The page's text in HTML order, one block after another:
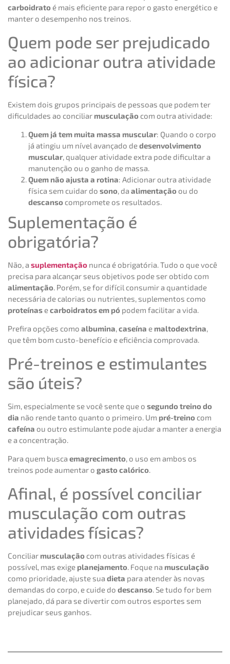
carboidrato é mais eficiente para repor o gasto energético e
manter o desempenho nos treinos.
Quem pode ser prejudicado
ao adicionar outra atividade
física?
Existem dois grupos principais de pessoas que podem ter
dificuldades ao conciliar musculação com outra atividade:
Quem já tem muita massa muscular: Quando o corpo
já atingiu um nível avançado dedesenvolvimento
muscular, qualquer atividade extra pode dificultar a
manutenção ou o ganho de massa.
Quem não ajusta a rotina: Adicionar outra atividade
física sem cuidar do sono, da alimentação ou do
descanso compromete os resultados.
Suplementação é
obrigatória?
Não, a suplementação nunca é obrigatória. Tudo o que você
precisa para alcançar seus objetivos pode ser obtido com
alimentação. Porém, se for difícil consumir a quantidade
necessária de calorias ou nutrientes, suplementos como
proteínas ecarboidratos em pó podem facilitar a vida.
Prefira opções como albumina,caseína e maltodextrina,
que têm bom custo-benefício e eficiência comprovada.
Pré-treinos e estimulantes
são úteis?
Sim, especialmente se você sente que o segundo treino do
dia não rende tanto quanto o primeiro. Um pré-treino com
cafeína ou outro estimulante pode ajudar a manter a energia
e a concentração.
Para quem busca emagrecimento, o uso em ambos os
treinos pode aumentar o gasto calórico.
Afinal, é possível conciliar
musculação com outras
atividades físicas?
Conciliar musculação com outras atividades físicas é
possível, mas exige planejamento. Foque na musculação
como prioridade, ajuste sua dieta para atender às novas
demandas do corpo, e cuide do descanso. Se tudo for bem
planejado, dá para se divertir com outros esportes sem
prejudicar seus ganhos.